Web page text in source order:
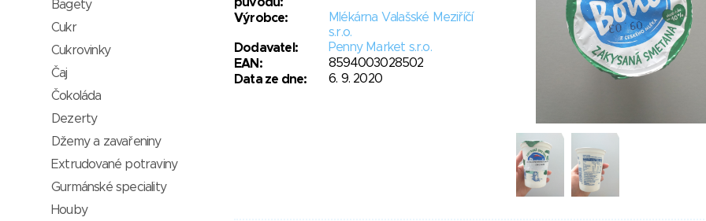
Výrobce:
Mlékárna Valašské Meziříčí
s.r.o.
Dodavatel:
Penny Market s.r.o.
EAN:
8594003028502
Data ze dne:
6. 9. 2020
Bagety
Cukr
Cukrovinky
Čaj
Čokoláda
Dezerty
Džemy a zavařeniny
Extrudované potraviny
Gurmánské speciality
Houby